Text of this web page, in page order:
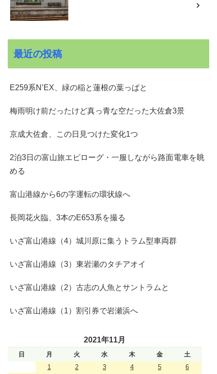
最近の投稿
E259系N’EX、緑の稲と蓮根の葉っぱと
梅雨明け前だったけど真っ青な空だった大佐倉3景
京成大佐倉、この日見つけた変化1つ
2泊3日の富山旅エピローグ・一服しながら路面電車を眺
める
富山港線から6の字運転の環状線へ
長岡花火臨、3本のE653系を撮る
いざ富山港線（4）城川原に集うトラム型車両群
いざ富山港線（3）東岩瀬のタチアオイ
いざ富山港線（2）古志の人魚とサントラムと
いざ富山港線（1）割引券で岩瀬浜へ
2021年11月
日 月 火 水 木 金
土
1
2 3 4 5
6